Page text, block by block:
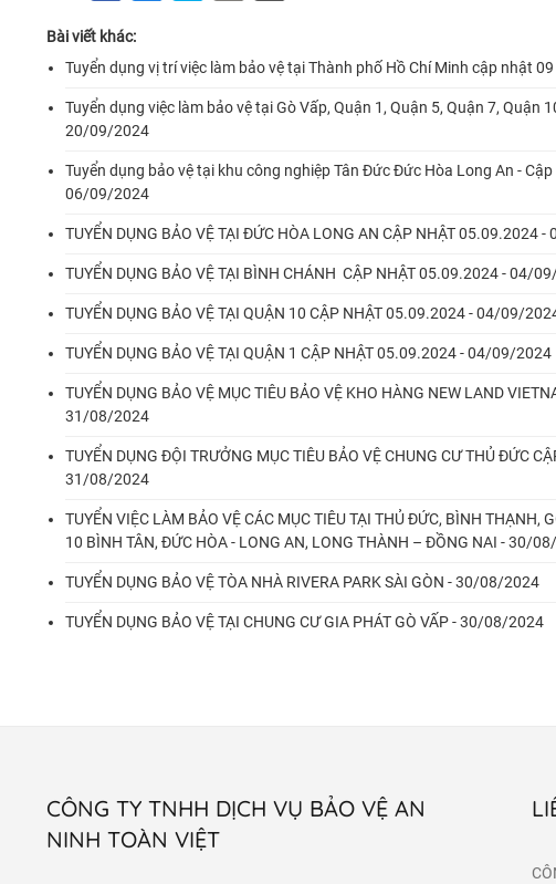
Bài viết khác:
Tuyển dụng vị trí việc làm bảo vệ tại Thành phố Hồ Chí Minh cập nhật
Tuyển dụng việc làm bảo vệ tại Gò Vấp, Quận 1, Quận 5, Quận 7, Quận
20/09/2024
Tuyển dụng bảo vệ tại khu công nghiệp Tân Đức Đức Hòa Long An -
06/09/2024
TUYỂN DỤNG BẢO VỆ TẠI ĐỨC HÒA LONG AN CẬP NHẬT 05.09.2024
TUYỂN DỤNG BẢO VỆ TẠI BÌNH CHÁNH CẬP NHẬT 05.09.2024 - 04/
TUYỂN DỤNG BẢO VỆ TẠI QUẬN 10 CẬP NHẬT 05.09.2024 - 04/09/
TUYỂN DỤNG BẢO VỆ TẠI QUẬN 1 CẬP NHẬT 05.09.2024 - 04/09/2024
TUYỂN DỤNG BẢO VỆ MỤC TIÊU BẢO VỆ KHO HÀNG NEW LAND
31/08/2024
TUYỂN DỤNG ĐỘI TRƯỞNG MỤC TIÊU BẢO VỆ CHUNG CƯ THỦ ĐỨC
31/08/2024
TUYỂN VIỆC LÀM BẢO VỆ CÁC MỤC TIÊU TẠI THỦ ĐỨC, BÌNH THẠNH,
10 BÌNH TÂN, ĐỨC HÒA - LONG AN, LONG THÀNH – ĐỒNG NAI - 30/
TUYỂN DỤNG BẢO VỆ TÒA NHÀ RIVERA PARK SÀI GÒN - 30/08/2024
TUYỂN DỤNG BẢO VỆ TẠI CHUNG CƯ GIA PHÁT GÒ VẤP - 30/08/2024
CÔNG TY TNHH DỊCH VỤ BẢO VỆ AN
NINH TOÀN VIỆT